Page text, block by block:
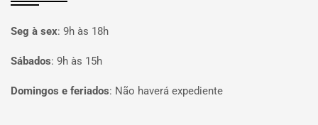
Seg à sex: 9h às 18h
Sábados: 9h às 15h
Domingos e feriados: Não haverá expediente